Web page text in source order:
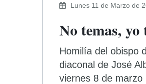
Lunes 11 de Marzo de
No temas, yo
Homilía del obispo
diaconal de José
viernes 8 de marzo